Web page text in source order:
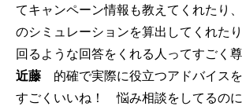
てキャンペーン情報も教えてくれたり
のシミュレーションを算出してくれた
回るような回答をくれる人ってすごく
近藤 的確で実際に役立つアドバイス
すごくいいね！ 悩み相談をしてるの